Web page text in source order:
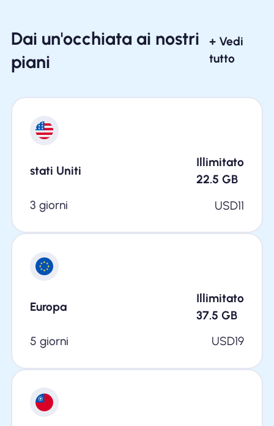
Dai un'occhiata ai nostri
piani
+ Vedi
tutto
stati Uniti
Illimitato
22.5 GB
3 giorni
USD11
Europa
Illimitato
37.5 GB
5 giorni
USD19